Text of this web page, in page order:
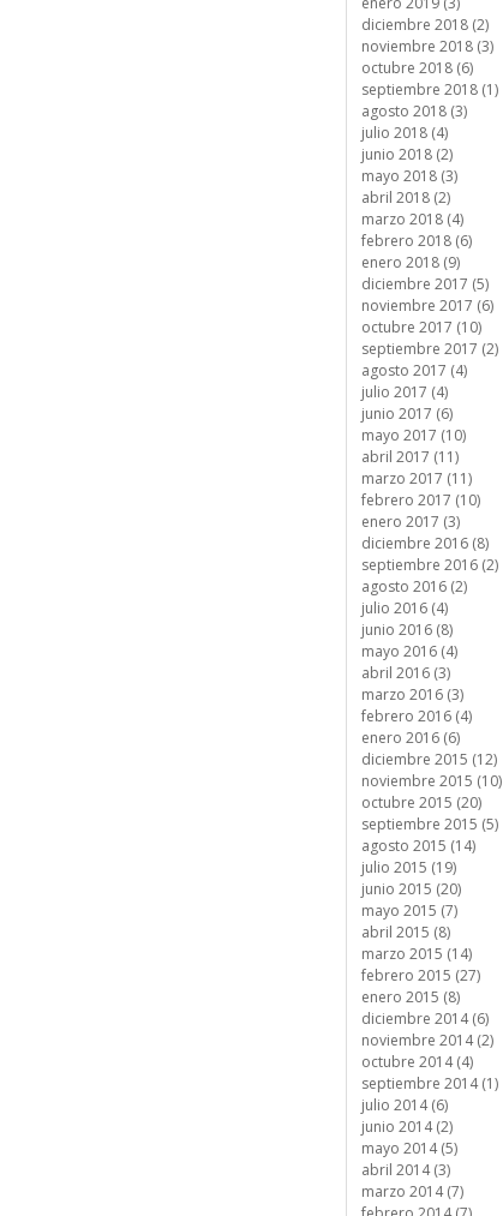
diciembre 2018 (2)
noviembre 2018 (3)
octubre 2018 (6)
septiembre 2018 (1)
agosto 2018 (3)
julio 2018 (4)
junio 2018 (2)
mayo 2018 (3)
abril 2018 (2)
marzo 2018 (4)
febrero 2018 (6)
enero 2018 (9)
diciembre 2017 (5)
noviembre 2017 (6)
octubre 2017 (10)
septiembre 2017 (2)
agosto 2017 (4)
julio 2017 (4)
junio 2017 (6)
mayo 2017 (10)
abril 2017 (11)
marzo 2017 (11)
febrero 2017 (10)
enero 2017 (3)
diciembre 2016 (8)
septiembre 2016 (2)
agosto 2016 (2)
julio 2016 (4)
junio 2016 (8)
mayo 2016 (4)
abril 2016 (3)
marzo 2016 (3)
febrero 2016 (4)
enero 2016 (6)
diciembre 2015 (12)
noviembre 2015 (10)
octubre 2015 (20)
septiembre 2015 (5)
agosto 2015 (14)
julio 2015 (19)
junio 2015 (20)
mayo 2015 (7)
abril 2015 (8)
marzo 2015 (14)
febrero 2015 (27)
enero 2015 (8)
diciembre 2014 (6)
noviembre 2014 (2)
octubre 2014 (4)
septiembre 2014 (1)
julio 2014 (6)
junio 2014 (2)
mayo 2014 (5)
abril 2014 (3)
marzo 2014 (7)